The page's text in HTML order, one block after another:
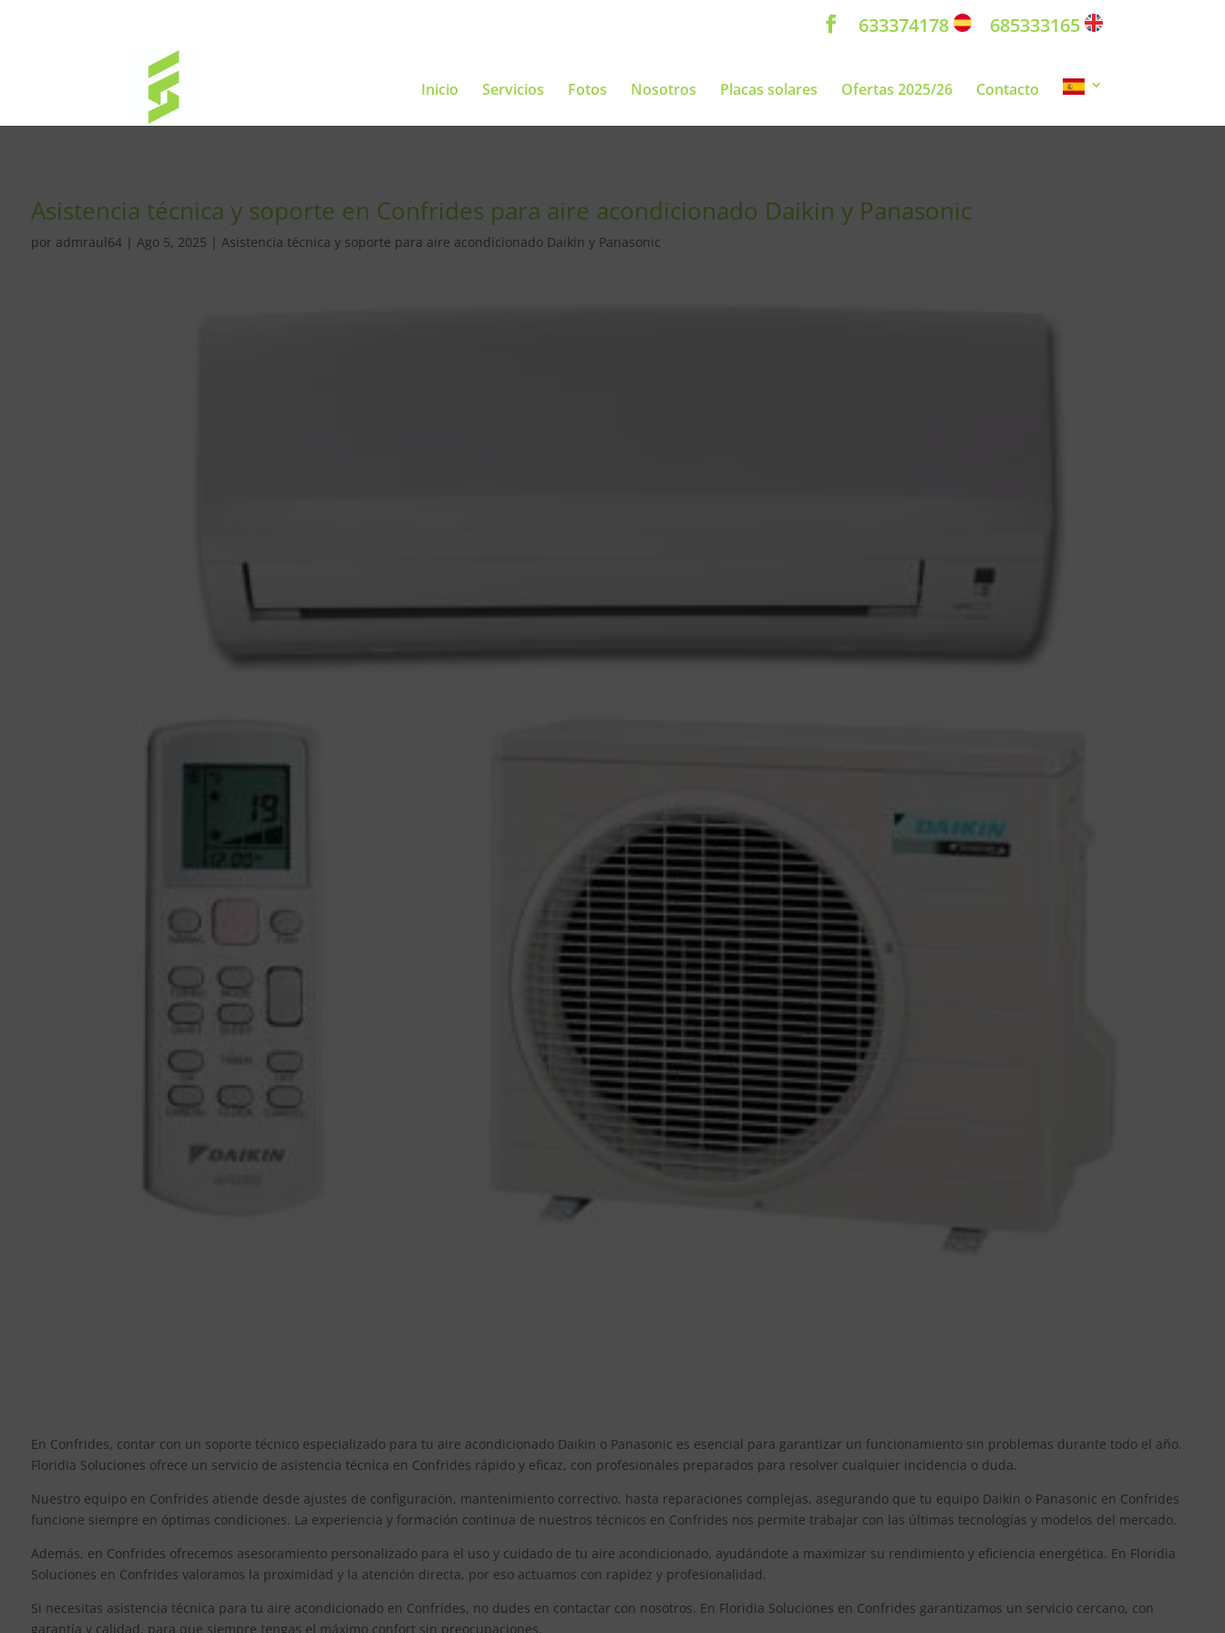
633374178 685333165
Inicio Servicios Fotos Nosotros Placas solares Ofertas 2025/26 Contacto
Asistencia técnica y soporte en Confrides para aire acondicionado Daikin y Panasonic
por admraul64| Ago 5, 2025 | Asistencia técnica y soporte para aire acondicionado Daikin y Panasonic
En Confrides, contar con un soporte técnico especializado para tu aire acondicionado Daikin o Panasonic es esencial para garantizar un funcionamiento sin problemas durante todo el año.
Floridia Soluciones ofrece un servicio de asistencia técnica en Confrides rápido y eficaz, con profesionales preparados para resolver cualquier incidencia o duda.
Nuestro equipo en Confrides atiende desde ajustes de configuración, mantenimiento correctivo, hasta reparaciones complejas, asegurando que tu equipo Daikin o Panasonic en Confrides
funcione siempre en óptimas condiciones. La experiencia y formación continua de nuestros técnicos en Confrides nos permite trabajar con las últimas tecnologías y modelos del mercado.
Además, en Confrides ofrecemos asesoramiento personalizado para el uso y cuidado de tu aire acondicionado, ayudándote a maximizar su rendimiento y eficiencia energética. En Floridia
Soluciones en Confrides valoramos la proximidad y la atención directa, por eso actuamos con rapidez y profesionalidad.
Si necesitas asistencia técnica para tu aire acondicionado en Confrides, no dudes en contactar con nosotros. En Floridia Soluciones en Confrides garantizamos un servicio cercano, con
garantía y calidad, para que siempre tengas el máximo confort sin preocupaciones.